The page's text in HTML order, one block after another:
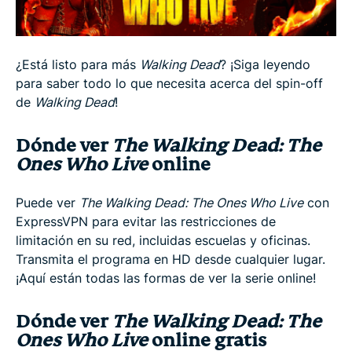
Ver The Walking Dead: The Ones Who Live en 3
pasos
Por qué necesita ExpressVPN para streaming
The Ones Who Live en otro país?
Live?
Elenco de ‘The Walking Dead: The Ones Who Live’
Programas que podrían gustarle
Preguntas frecuentes sobre The Walking Dead: The
¿Está listo para más Walking Dead? ¡Siga leyendo
para saber todo lo que necesita acerca del spin-off
de Walking Dead!
Dónde ver The Walking Dead: The
Ones Who Liveonline
Puede ver The Walking Dead: The Ones Who Livecon
ExpressVPN para evitar las restricciones de
limitación en su red, incluidas escuelas y oficinas.
Transmita el programa en HD desde cualquier lugar.
¡Aquí están todas las formas de ver la serie online!
Dónde ver The Walking Dead: The
Ones Who Liveonline gratis